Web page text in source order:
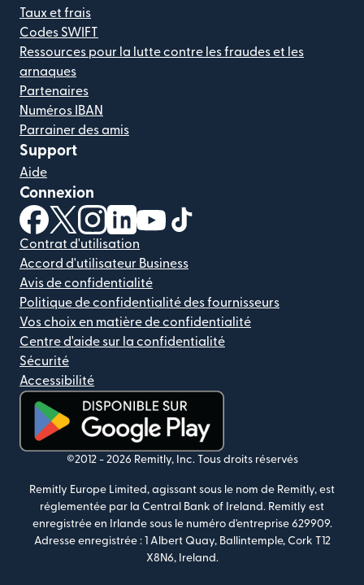
Taux et frais
Codes SWIFT
Ressources pour la lutte contre les fraudes et les
arnaques
Partenaires
Numéros IBAN
Parrainer des amis
Support
Aide
Connexion
(s'ouvre dans une nouvelle fenêtre)
(s'ouvre dans une nouvelle fenêtre)
(s'ouvre dans une nouvelle fenêtre)
(s'ouvre dans une nouvelle fenêtre)
(s'ouvre dans une nouvelle
Contrat d'utilisation
Accord d'utilisateur Business
Avis de confidentialité
Politique de confidentialité des fournisseurs
Vos choix en matière de confidentialité
Centre d'aide sur la confidentialité
Sécurité
Accessibilité
(s'ouvre dans une nouvelle fenêtre)
©2012 - 2026 Remitly, Inc. Tous droits réservés
Remitly Europe Limited, agissant sous le nom de Remitly, est
réglementée par la Central Bank of Ireland. Remitly est
enregistrée en Irlande sous le numéro d'entreprise 629909.
Adresse enregistrée : 1 Albert Quay, Ballintemple, Cork T12
X8N6, Ireland.